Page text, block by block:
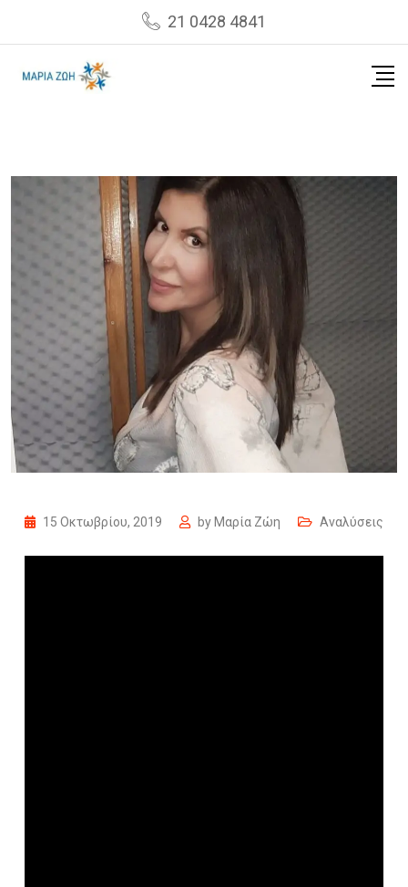
21 0428 4841
15 Οκτωβρίου, 2019 by Μαρία Ζώη Αναλύσεις